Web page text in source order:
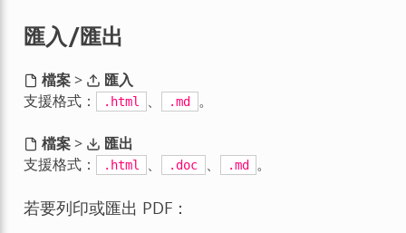
匯入/匯出
檔案>
匯入
支援格式：
.html 、 .md 。
檔案>
匯出
支援格式：
.html 、 .doc 、 .md 。
若要列印或匯出 PDF：